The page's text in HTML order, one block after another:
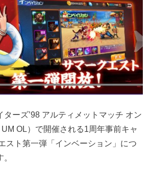
ターズ’98 アルティメットマッチ オン
OL）で開催される1周年事前キャ
スト第一弾「インベーション」につ